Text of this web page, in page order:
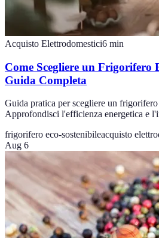
Acquisto Elettrodomestici6 min
Come Scegliere un Frigorifero
Guida Completa
Guida pratica per scegliere un
Approfondisci l'efficienza energetica e
frigorifero eco-sostenibileacquisto
Aug 6